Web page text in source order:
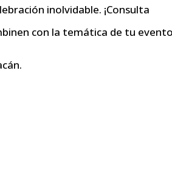
inolvidable. ¡Consulta
con la temática de tu